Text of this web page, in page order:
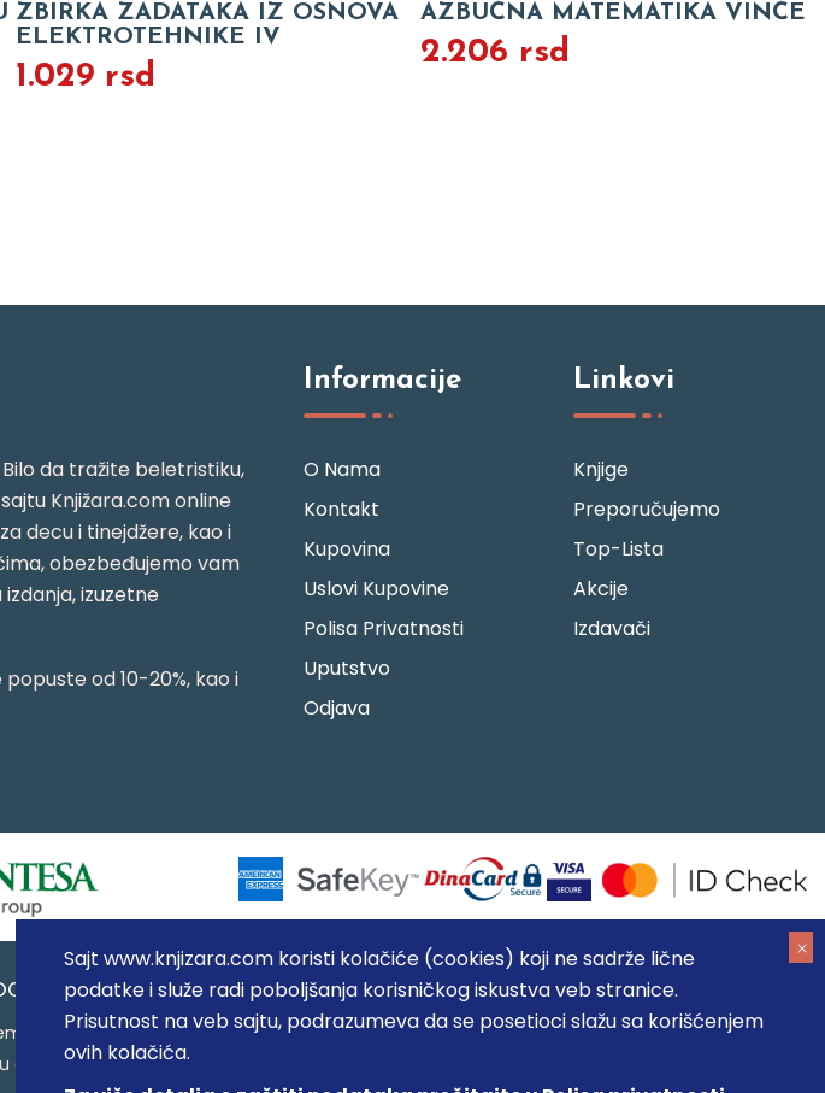
Sajt www.knjizara.com koristi kolačiće (cookies) koji ne sadrže lične
podatke i služe radi poboljšanja korisničkog iskustva veb stranice.
Prisutnost na veb sajtu, podrazumeva da se posetioci slažu sa korišćenjem
ovih kolačića.
ZBIRKA ZADATAKA IZ OSNOVA
ELEKTROTEHNIKE IV
1.029 rsd
AZBUČNA MATEMATIKA VINČE
2.206 rsd
da tražite beletristiku,
Knjižara.com online
decu i tinejdžere, kao i
obezbeđujemo vam
izuzetne
od 10-20%, kao i
Informacije
O Nama
Kontakt
Kupovina
Uslovi Kupovine
Polisa Privatnosti
Uputstvo
Odjava
Linkovi
Knjige
Preporučujemo
Top-Lista
Akcije
Izdavači
(NOVI BEOGRAD), PIB: 105184104, MB: 20337524
što precizniji u opisu proizvoda, prikazu slika i samih cena, ali ne možemo garantovati da su
naše ponude i ne podrazumeva da su dostupni u svakom trenutku.